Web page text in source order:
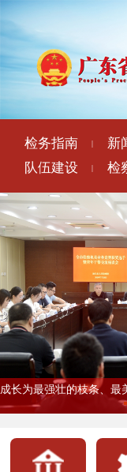
检务指南 新
队伍建设
检
听民声解民忧——林淑瑜
市检察院召开机关
林淑瑜检察长讲授
市
林淑